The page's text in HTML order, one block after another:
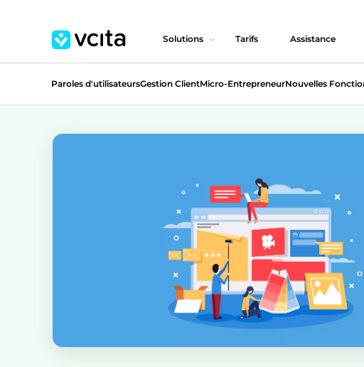
Solutions Tarifs Assistance
Paroles d'utilisateursGestion ClientMicro-EntrepreneurNouvelles